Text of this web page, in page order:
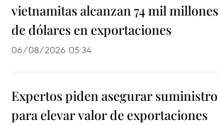
vietnamitas alcanzan 74 mil millones
de dólares en exportaciones
06/08/2026 05:34
Expertos piden asegurar suministro
para elevar valor de exportaciones